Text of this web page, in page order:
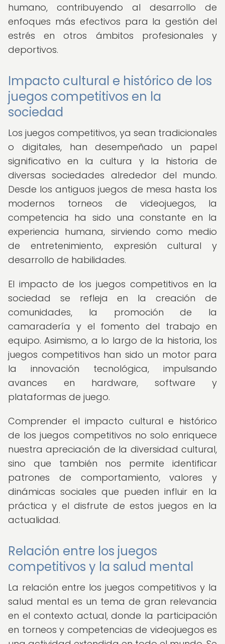
humano, contribuyendo al desarrollo de
enfoques más efectivos para la gestión del
estrés en otros ámbitos profesionales y
deportivos.
Impacto cultural e histórico de los
juegos competitivos en la
sociedad
Los juegos competitivos, ya sean tradicionales
o digitales, han desempeñado un papel
significativo en la cultura y la historia de
diversas sociedades alrededor del mundo.
Desde los antiguos juegos de mesa hasta los
modernos torneos de videojuegos, la
competencia ha sido una constante en la
experiencia humana, sirviendo como medio
de entretenimiento, expresión cultural y
desarrollo de habilidades.
El impacto de los juegos competitivos en la
sociedad se refleja en la creación de
comunidades, la promoción de la
camaradería y el fomento del trabajo en
equipo. Asimismo, a lo largo de la historia, los
juegos competitivos han sido un motor para
la innovación tecnológica, impulsando
avances en hardware, software y
plataformas de juego.
Comprender el impacto cultural e histórico
de los juegos competitivos no solo enriquece
nuestra apreciación de la diversidad cultural,
sino que también nos permite identificar
patrones de comportamiento, valores y
dinámicas sociales que pueden influir en la
práctica y el disfrute de estos juegos en la
actualidad.
Relación entre los juegos
competitivos y la salud mental
La relación entre los juegos competitivos y la
salud mental es un tema de gran relevancia
en el contexto actual, donde la participación
en torneos y competencias de videojuegos es